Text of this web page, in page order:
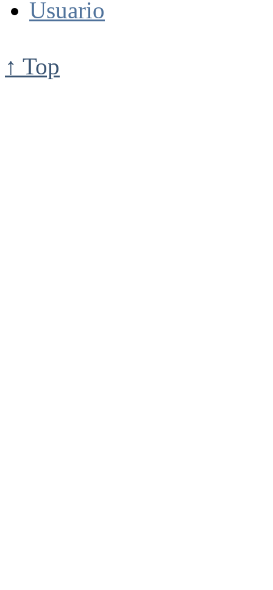
Usuario
↑ Top